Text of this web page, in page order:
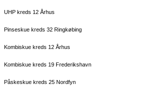
UHP kreds 12 Århus
Pinseskue kreds 32 Ringkøbing
Kombiskue kreds 12 Århus
Kombiskue kreds 19 Frederikshavn
Påskeskue kreds 25 Nordfyn